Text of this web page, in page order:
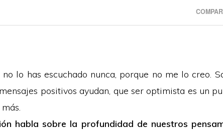
lo has escuchado nunca, porque no me lo creo.
positivos ayudan, que ser optimista es un
habla sobre la profundidad de nuestros